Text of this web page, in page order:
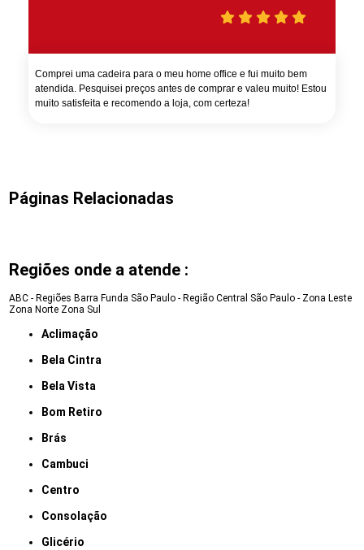
Comprei uma cadeira para o meu home office e fui muito bem
atendida. Pesquisei preços antes de comprar e valeu muito! Estou
muito satisfeita e recomendo a loja, com certeza!
Páginas Relacionadas
Regiões onde a atende :
ABC - Regiões Barra Funda São Paulo - Região Central São Paulo - Zona Leste
Zona Norte Zona Sul
Aclimação
Bela Cintra
Bela Vista
Bom Retiro
Brás
Cambuci
Centro
Consolação
Glicério